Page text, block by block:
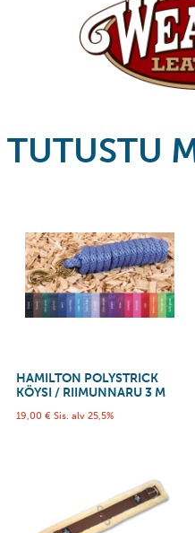
TUTUSTU
HAMILTON POLYSTRICK
KÖYSI / RIIMUNNARU 3 M
19,00 € Sis. alv 25,5%